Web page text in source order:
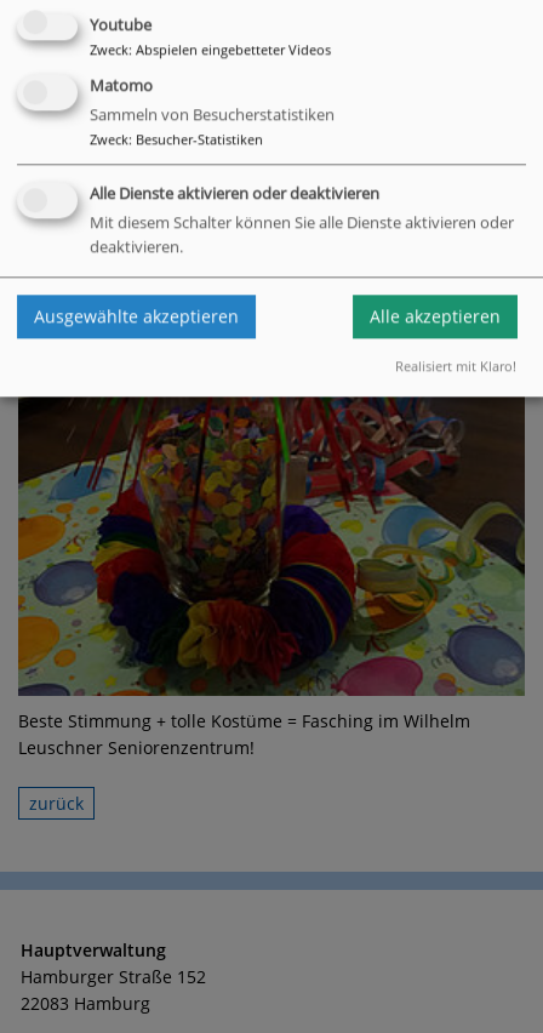
Beste Stimmung + tolle Kostüme = Fasching im Wilhelm
Leuschner Seniorenzentrum!
zurück
Hauptverwaltung
Hamburger Straße 152
22083 Hamburg
Youtube
Zweck: Abspielen eingebetteter Videos
Matomo
Sammeln von Besucherstatistiken
Zweck: Besucher-Statistiken
Alle Dienste aktivieren oder deaktivieren
Mit diesem Schalter können Sie alle Dienste aktivieren oder
deaktivieren.
Ausgewählte akzeptieren Alle akzeptieren
Realisiert mit Klaro!